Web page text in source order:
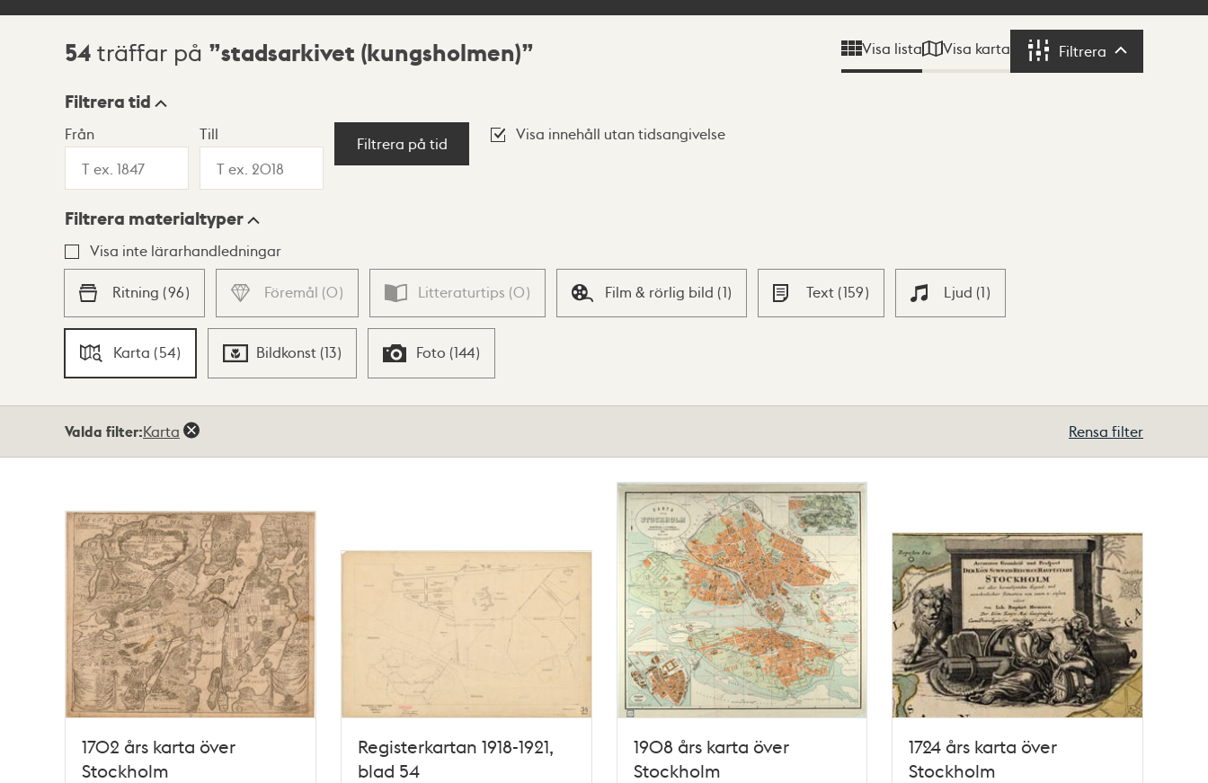
Sökresultat
54 träffar på stadsarkivet (kungsholmen) Visa lista Visa karta Filtrera Filtrera
Visningsläge
Lista Karta
Filtrera tid
Från Till
Filtrera på tid
Visa innehåll utan tidsangivelse
Filtrera materialtyper
Visa inte lärarhandledningar
Ritning (96) Föremål (0) Litteraturtips (0) Film & rörlig bild (1) Text (159) Ljud (1)
Karta (54) Bildkonst (13) Foto (144)
Valda filter:Karta Rensa filter
1702 års karta över
Stockholm
Registerkartan 1918-1921,
blad 54
1908 års karta över
Stockholm
1724 års karta över
Stockholm